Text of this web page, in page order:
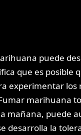
puede
que es posible
experimentar los
marihuana
mañana, puede
desarrolla la